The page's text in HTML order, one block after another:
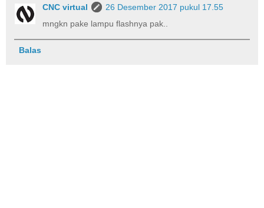
CNC virtual
26 Desember 2017 pukul 17.55
mngkn pake lampu flashnya pak..
Balas